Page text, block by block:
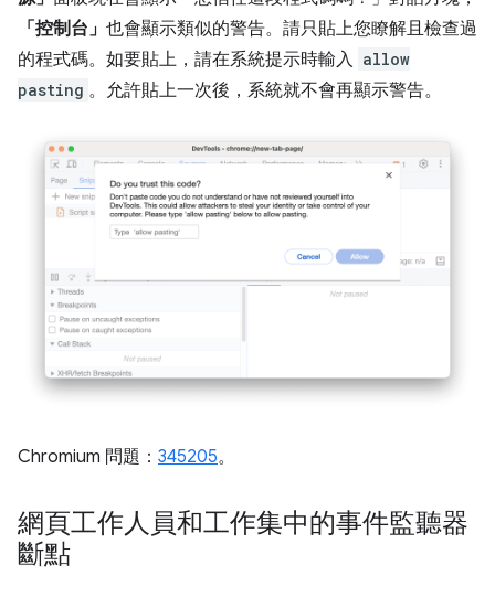
「控制台」 也會顯示類似的警告。請只貼上您瞭解且檢查過
的程式碼。如要貼上，請在系統提示時輸入 allow
pasting 。允許貼上一次後，系統就不會再顯示警告。
Chromium 問題： 345205。
網頁工作人員和工作集中的事件監聽器
斷點